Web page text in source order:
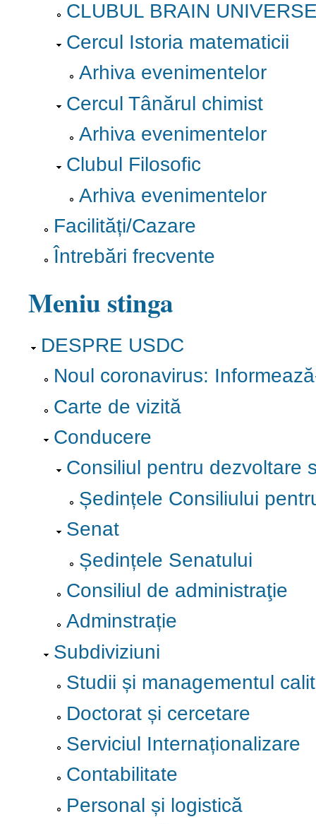
CLUBUL BRAIN
Cercul Istoria matematicii
Arhiva evenimentelor
Cercul Tânărul chimist
Arhiva evenimentelor
Clubul Filosofic
Arhiva evenimentelor
Facilități/Cazare
Întrebări frecvente
Meniu stinga
DESPRE USDC
Noul coronavirus:
Carte de vizită
Conducere
Consiliul pentru dezvoltare
Ședințele Consiliului
Senat
Ședințele Senatului
Consiliul de administraţie
Adminstrație
Subdiviziuni
Studii și managementul
Doctorat și cercetare
Serviciul Internaționalizare
Contabilitate
Personal și logistică